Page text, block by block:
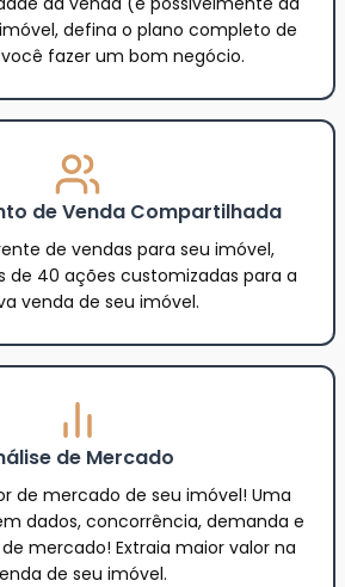
defina o plano completo de
fazer um bom negócio.
de Venda Compartilhada
de vendas para seu imóvel,
de 40 ações customizadas para a
venda de seu imóvel.
de Mercado
de mercado de seu imóvel! Uma
dados, concorrência, demanda e
mercado! Extraia maior valor na
de seu imóvel.